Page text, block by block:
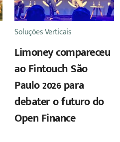
Soluções Verticais
Limoney compareceu
ao Fintouch São
Paulo 2026 para
debater o futuro do
Open Finance